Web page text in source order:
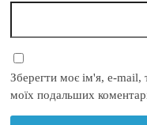
Зберегти моє ім'я, e-mail,
моїх подальших